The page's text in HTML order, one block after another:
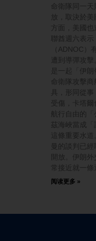
命衛隊同一天
放，取決於
方面，美國
聯酋週六表
（ADNOC）
遭到導彈攻
是一起「伊
命衛隊攻擊商
具，形同從
受傷，卡塔
航行自由的
茲海峽當成
這條重要水
曼的談判已
開放。伊朗
常接近就一條
阅读更多 »